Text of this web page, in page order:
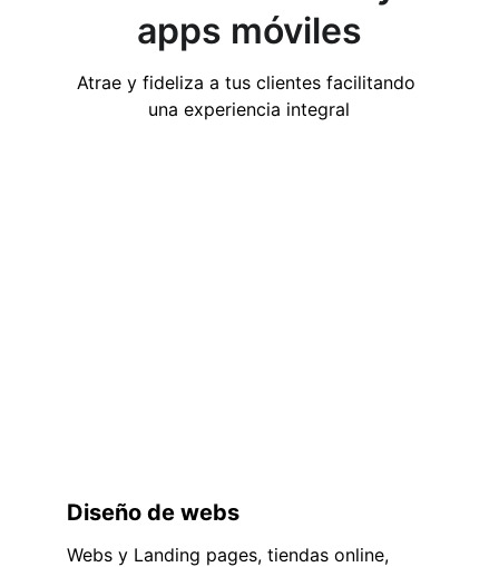
apps móviles
Atrae y fideliza a tus clientes facilitando
una experiencia integral
Diseño de webs
Webs y Landing pages, tiendas online,